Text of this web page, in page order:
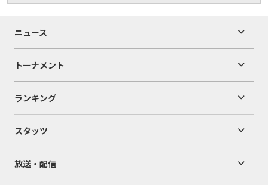
ニュース
トーナメント
ランキング
スタッツ
放送・配信